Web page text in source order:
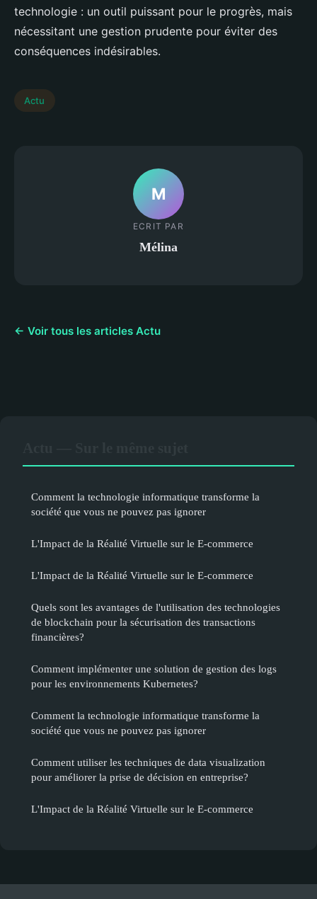
technologie : un outil puissant pour le progrès, mais
nécessitant une gestion prudente pour éviter des
conséquences indésirables.
Actu
M
ECRIT PAR
Mélina
← Voir tous les articles Actu
Comment la technologie informatique transforme la
société que vous ne pouvez pas ignorer
L'Impact de la Réalité Virtuelle sur le E-commerce
L'Impact de la Réalité Virtuelle sur le E-commerce
Quels sont les avantages de l'utilisation des technologies
de blockchain pour la sécurisation des transactions
financières?
Comment implémenter une solution de gestion des logs
pour les environnements Kubernetes?
Comment la technologie informatique transforme la
société que vous ne pouvez pas ignorer
Comment utiliser les techniques de data visualization
pour améliorer la prise de décision en entreprise?
L'Impact de la Réalité Virtuelle sur le E-commerce